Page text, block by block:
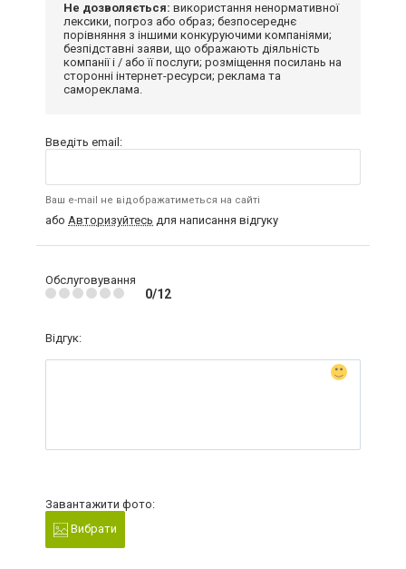
Не дозволяється: використання ненормативної
лексики, погроз або образ; безпосереднє
порівняння з іншими конкуруючими компаніями;
безпідставні заяви, що ображають діяльність
компанії і / або її послуги; розміщення посилань на
сторонні інтернет-ресурси; реклама та
самореклама.
Введіть email:
Ваш e-mail не відображатиметься на сайті
або Авторизуйтесь для написання відгуку
Обслуговування
0/12
Відгук:
Завантажити фото:
Вибрати